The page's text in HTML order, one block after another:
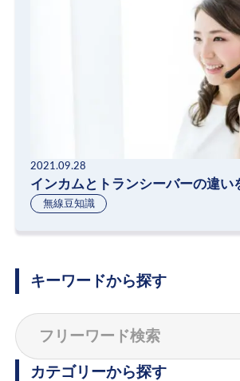
2021.09.28
インカムとトランシーバーの違い
無線豆知識
キーワードから探す
カテゴリーから探す